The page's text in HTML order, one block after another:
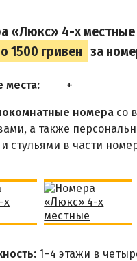
и скульптуры
площадь
«Люкс» 4-х местные
1500 гривен за
места:
номера со
а также
стульями в части
1–4 этажи в